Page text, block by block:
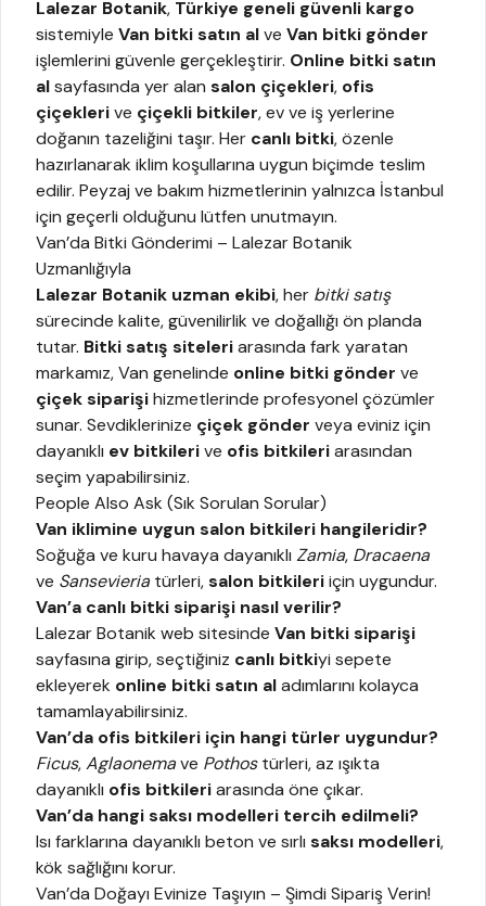
Lalezar Botanik, Türkiye geneli güvenli kargo
sistemiyle Van bitki satın alve Van bitki gönder
işlemlerini güvenle gerçekleştirir. Online bitki satın
alsayfasında yer alan salon çiçekleri, ofis
çiçeklerive çiçekli bitkiler, ev ve iş yerlerine
doğanın tazeliğini taşır. Her canlı bitki, özenle
hazırlanarak iklim koşullarına uygun biçimde teslim
edilir. Peyzaj ve bakım hizmetlerinin yalnızca İstanbul
için geçerli olduğunu lütfen unutmayın.
Van’da Bitki Gönderimi – Lalezar Botanik
Uzmanlığıyla
Lalezar Botanik uzman ekibi, her bitki satış
sürecinde kalite, güvenilirlik ve doğallığı ön planda
tutar. Bitki satış siteleriarasında fark yaratan
markamız, Van genelinde online bitki gönder ve
çiçek siparişihizmetlerinde profesyonel çözümler
sunar. Sevdiklerinize çiçek gönder veya eviniz için
dayanıklı ev bitkilerive ofis bitkileriarasından
seçim yapabilirsiniz.
People Also Ask (Sık Sorulan Sorular)
Van iklimine uygun salon bitkileri hangileridir?
Soğuğa ve kuru havaya dayanıklı Zamia, Dracaena
ve Sansevieria türleri,salon bitkileriiçin uygundur.
Van’a canlı bitki siparişi nasıl verilir?
Lalezar Botanik web sitesinde Van bitki siparişi
sayfasına girip, seçtiğiniz canlı bitkiyi sepete
ekleyerek online bitki satın aladımlarını kolayca
tamamlayabilirsiniz.
Van’da ofis bitkileri için hangi türler uygundur?
Ficus,Aglaonemave Pothostürleri, az ışıkta
dayanıklı ofis bitkileriarasında öne çıkar.
Van’da hangi saksı modelleri tercih edilmeli?
Isı farklarına dayanıklı beton ve sırlı saksı modelleri,
kök sağlığını korur.
Van’da Doğayı Evinize Taşıyın – Şimdi Sipariş Verin!